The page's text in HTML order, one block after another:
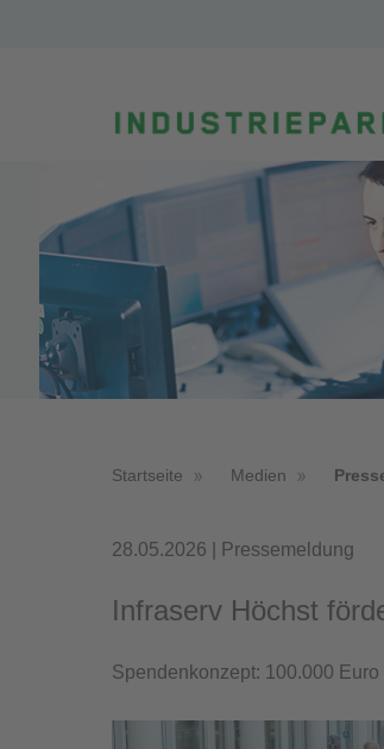
Startseite Medien
28.05.2026 | Pressemeldung
Infraserv Höchst
Spendenkonzept: 100.000